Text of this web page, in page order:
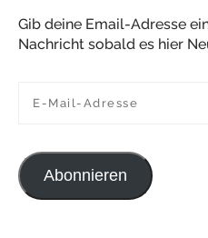
Gib deine Email-Adresse
Nachricht sobald es hier
Abonnieren